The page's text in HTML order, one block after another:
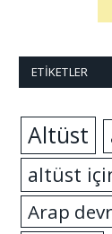
ETIKETLER
Altüst
altüst
Arap